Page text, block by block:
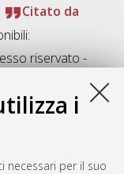
i
necessari per il suo
Citato da
riservato -